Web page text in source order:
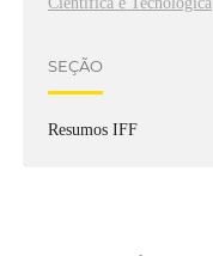
SEÇÃO
Resumos IFF